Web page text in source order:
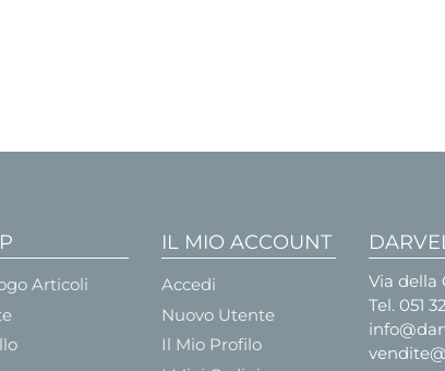
Articoli
IL MIO ACCOUNT
Accedi
Nuovo Utente
Il Mio Profilo
Via della
Tel. 051